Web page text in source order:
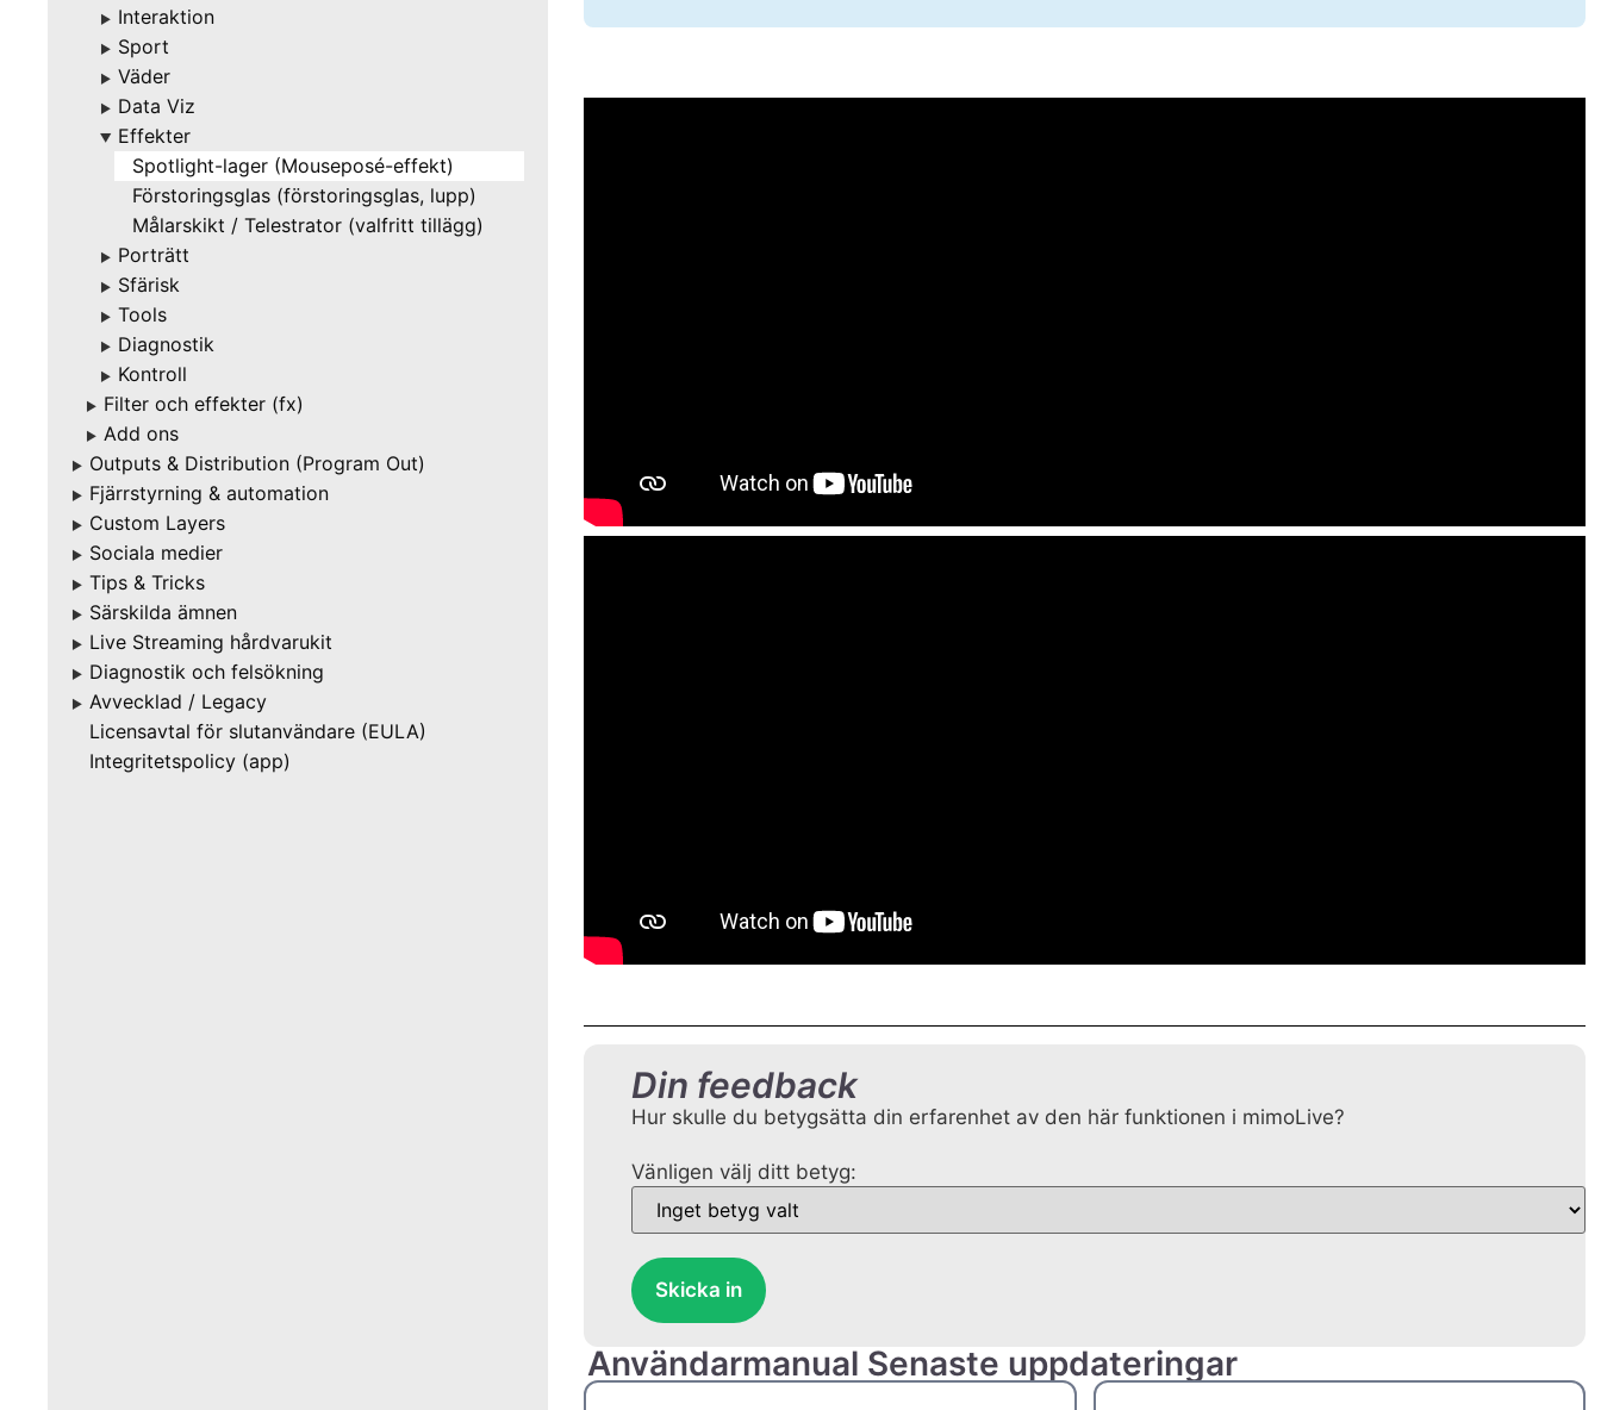
▶ Interaktion
▶ Sport
▶ Väder
▶ Data Viz
▶
Effekter
Spotlight-lager (Mouseposé-effekt)
Förstoringsglas (förstoringsglas, lupp)
Målarskikt / Telestrator (valfritt tillägg)
▶ Porträtt
▶ Sfärisk
▶ Tools
▶ Diagnostik
▶ Kontroll
▶ Filter och effekter (fx)
▶ Add ons
▶ Outputs & Distribution (Program Out)
▶ Fjärrstyrning & automation
▶ Custom Layers
▶ Sociala medier
▶ Tips & Tricks
▶ Särskilda ämnen
▶ Live Streaming hårdvarukit
▶ Diagnostik och felsökning
▶ Avvecklad / Legacy
Licensavtal för slutanvändare (EULA)
Integritetspolicy (app)
Din feedback
Hur skulle du betygsätta din erfarenhet av den här funktionen i mimoLive?
Vänligen välj ditt betyg:
Skicka in
Användarmanual Senaste uppdateringar